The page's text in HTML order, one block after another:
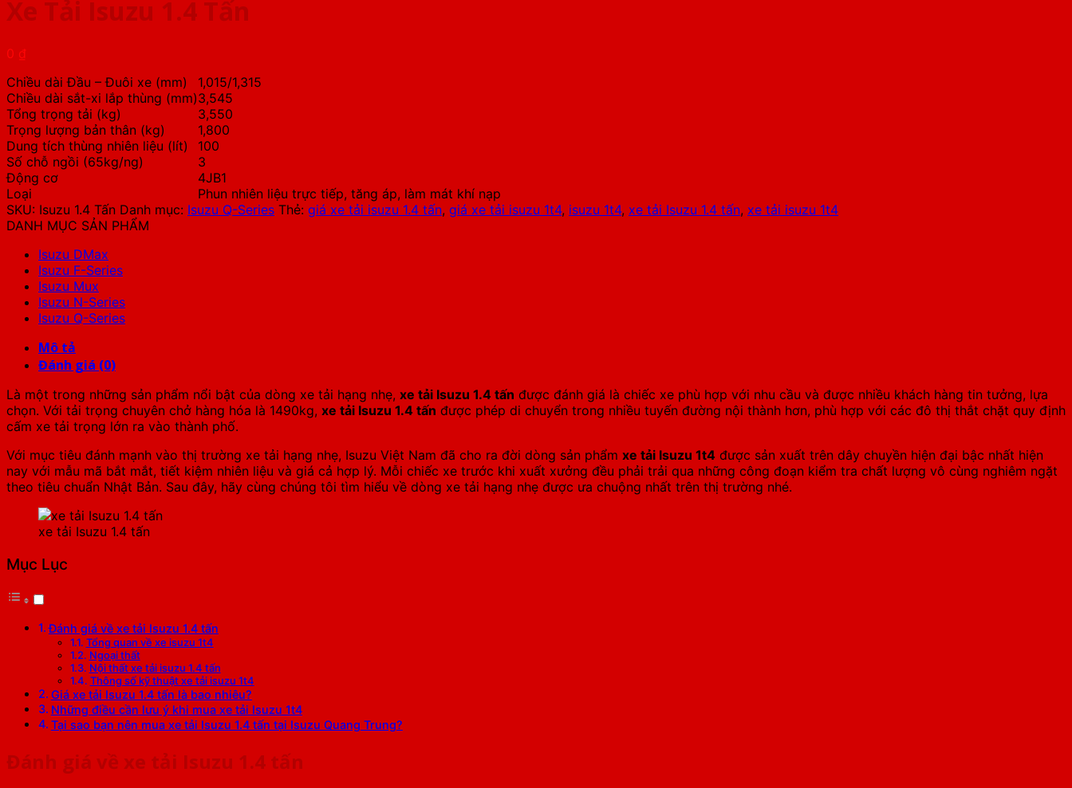
Xe Tải Isuzu 1.4 Tấn
0 ₫
Chiều dài Đầu – Đuôi xe (mm)
1,015/1,315
Chiều dài sắt-xi lắp thùng (mm)3,545
Tổng trọng tải (kg)
3,550
Trọng lượng bản thân (kg)
1,800
Dung tích thùng nhiên liệu (lít)
100
Số chỗ ngồi (65kg/ng)
3
Động cơ
4JB1
Loại
Phun nhiên liệu trực tiếp, tăng áp, làm mát khí nạp
SKU: Isuzu 1.4 Tấn Danh mục: Isuzu Q-Series Thẻ: giá xe tải isuzu 1.4 tấn, giá xe tải isuzu 1t4, isuzu 1t4, xe tải Isuzu 1.4 tấn, xe tải isuzu 1t4
DANH MỤC SẢN PHẨM
Isuzu DMax
Isuzu F-Series
Isuzu Mux
Isuzu N-Series
Isuzu Q-Series
Mô tả
Đánh giá (0)
Là một trong những sản phẩm nổi bật của dòng xe tải hạng nhẹ, xe tải Isuzu 1.4 tấn được đánh giá là chiếc xe phù hợp với nhu cầu và được nhiều khách hàng tin tưởng, lựa
chọn. Với tải trọng chuyên chở hàng hóa là 1490kg, xe tải Isuzu 1.4 tấn được phép di chuyển trong nhiều tuyến đường nội thành hơn, phù hợp với các đô thị thắt chặt quy định
cấm xe tải trọng lớn ra vào thành phố.
Với mục tiêu đánh mạnh vào thị trường xe tải hạng nhẹ, Isuzu Việt Nam đã cho ra đời dòng sản phẩm xe tải Isuzu 1t4 được sản xuất trên dây chuyền hiện đại bậc nhất hiện
nay với mẫu mã bắt mắt, tiết kiệm nhiên liệu và giá cả hợp lý. Mỗi chiếc xe trước khi xuất xưởng đều phải trải qua những công đoạn kiểm tra chất lượng vô cùng nghiêm ngặt
theo tiêu chuẩn Nhật Bản. Sau đây, hãy cùng chúng tôi tìm hiểu về dòng xe tải hạng nhẹ được ưa chuộng nhất trên thị trường nhé.
xe tải Isuzu 1.4 tấn
Mục Lục
Đánh giá về xe tải Isuzu 1.4 tấn
Tổng quan về xe isuzu 1t4
Ngoại thất
Nội thất xe tải isuzu 1.4 tấn
Thông số kỹ thuật xe tải isuzu 1t4
Giá xe tải Isuzu 1.4 tấn là bao nhiêu?
Những điều cần lưu ý khi mua xe tải Isuzu 1t4
Tại sao bạn nên mua xe tải Isuzu 1.4 tấn tại Isuzu Quang Trung?
Đánh giá về xe tải Isuzu 1.4 tấn